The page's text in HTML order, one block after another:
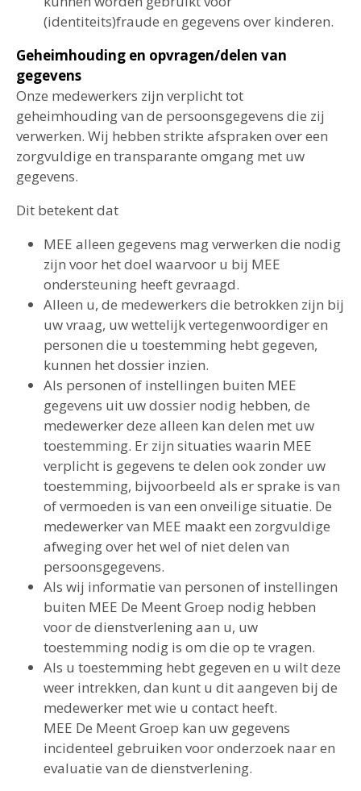
(identiteits)fraude en gegevens over kinderen.
Geheimhouding en opvragen/delen van
gegevens
Onze medewerkers zijn verplicht tot
geheimhouding van de persoonsgegevens die zij
verwerken. Wij hebben strikte afspraken over een
zorgvuldige en transparante omgang met uw
gegevens.
Dit betekent dat
MEE alleen gegevens mag verwerken die nodig
zijn voor het doel waarvoor u bij MEE
ondersteuning heeft gevraagd.
Alleen u, de medewerkers die betrokken zijn bij
uw vraag, uw wettelijk vertegenwoordiger en
personen die u toestemming hebt gegeven,
kunnen het dossier inzien.
Als personen of instellingen buiten MEE
gegevens uit uw dossier nodig hebben, de
medewerker deze alleen kan delen met uw
toestemming. Er zijn situaties waarin MEE
verplicht is gegevens te delen ook zonder uw
toestemming, bijvoorbeeld als er sprake is van
of vermoeden is van een onveilige situatie. De
medewerker van MEE maakt een zorgvuldige
afweging over het wel of niet delen van
persoonsgegevens.
Als wij informatie van personen of instellingen
buiten MEE De Meent Groep nodig hebben
voor de dienstverlening aan u, uw
toestemming nodig is om die op te vragen.
Als u toestemming hebt gegeven en u wilt deze
weer intrekken, dan kunt u dit aangeven bij de
medewerker met wie u contact heeft.
MEE De Meent Groep kan uw gegevens
incidenteel gebruiken voor onderzoek naar en
evaluatie van de dienstverlening.